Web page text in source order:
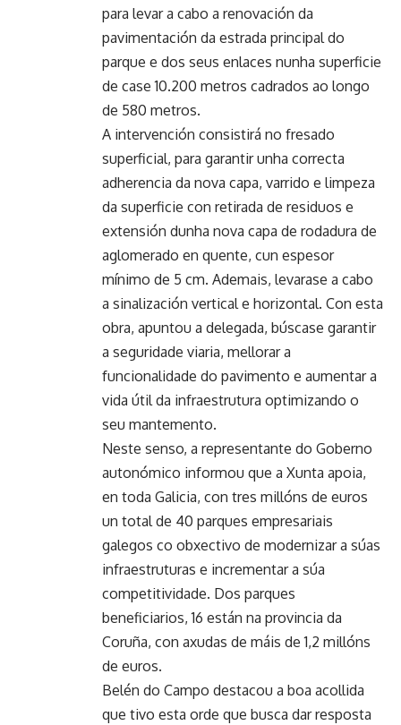
para levar a cabo a renovación da
pavimentación da estrada principal do
parque e dos seus enlaces nunha superficie
de case 10.200 metros cadrados ao longo
de 580 metros.
A intervención consistirá no fresado
superficial, para garantir unha correcta
adherencia da nova capa, varrido e limpeza
da superficie con retirada de residuos e
extensión dunha nova capa de rodadura de
aglomerado en quente, cun espesor
mínimo de 5 cm. Ademais, levarase a cabo
a sinalización vertical e horizontal. Con esta
obra, apuntou a delegada, búscase garantir
a seguridade viaria, mellorar a
funcionalidade do pavimento e aumentar a
vida útil da infraestrutura optimizando o
seu mantemento.
Neste senso, a representante do Goberno
autonómico informou que a Xunta apoia,
en toda Galicia, con tres millóns de euros
un total de 40 parques empresariais
galegos co obxectivo de modernizar a súas
infraestruturas e incrementar a súa
competitividade. Dos parques
beneficiarios, 16 están na provincia da
Coruña, con axudas de máis de 1,2 millóns
de euros.
Belén do Campo destacou a boa acollida
que tivo esta orde que busca dar resposta